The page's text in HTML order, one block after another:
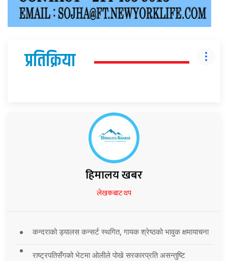
प्रतिक्रिया
हिमालय खबर
लेखकबाट थप
कन्दराको ड्यालस कन्सर्ट स्थगित, गायक श्रेष्ठको भावुक क्षमायाचना
राष्ट्रपतिसँगको भेटमा ओलीले पोखे सरकारप्रति असन्तुष्टि